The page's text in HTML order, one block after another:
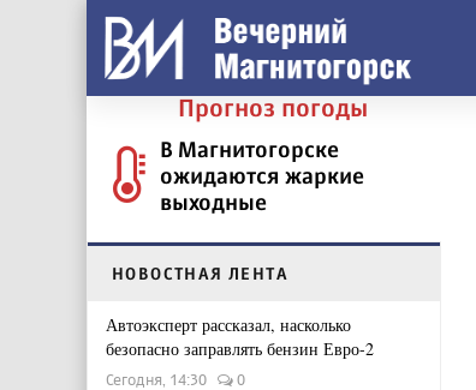
Прогноз погоды
В Магнитогорске
ожидаются жаркие
выходные
НОВОСТНАЯ ЛЕНТА
Автоэксперт рассказал, насколько
безопасно заправлять бензин Евро-2
Сегодня, 14:30 0